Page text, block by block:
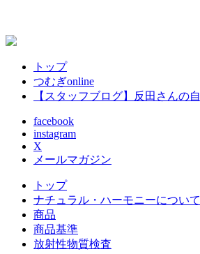
トップ
つむぎonline
【スタッフブログ】反田さんの
facebook
instagram
X
メールマガジン
トップ
ナチュラル・ハーモニーについて
商品
商品基準
放射性物質検査